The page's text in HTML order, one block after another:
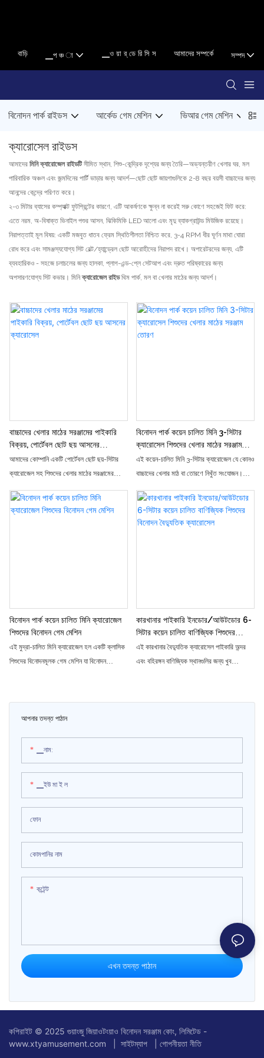
বাড়ি ▁প ঞ্চ া ▁ও য়া র্ ডে রি সি স আমাদের সম্পর্কে সম্পদ
বিনোদন পার্ক রাইডস আর্কেড গেম মেশিন ভিআর গেম মেশিন
ক্যারোসেল রাইডস
আমাদের মিনি ক্যারোজেল রাইডটিসীমিত স্থান, শিশু-কেন্দ্রিক দৃশ্যের জন্য তৈরি—অভ্যন্তরীণ খেলার ঘর, মল
পারিবারিক অঞ্চল এবং জন্মদিনের পার্টি ভাড়ার জন্য আদর্শ—ছোট ছোট জায়গাগুলিকে 2-8 বছর বয়সী বাচ্চাদের জন্য
আনন্দের কেন্দ্রে পরিণত করে।
২-৩ মিটার ব্যাসের কম্প্যাক্ট ফুটপ্রিন্টের কারণে, এটি আকর্ষণকে ক্ষুন্ন না করেই সরু কোণে সহজেই ফিট করে:
এতে নরম, অ-বিষাক্ত ভিনাইল পশুর আসন, ঝিকিমিকি LED আলো এবং মৃদু ব্যাকগ্রাউন্ড মিউজিক রয়েছে।
নিরাপত্তাই মূল বিষয়: একটি মজবুত ধাতব ফ্রেম স্থিতিশীলতা নিশ্চিত করে, 3-4 RPM ধীর ঘূর্ণন মাথা ঘোরা
রোধ করে এবং সামঞ্জস্যযোগ্য সিট বেল্ট/হ্যান্ড্রেল ছোট আরোহীদের নিরাপদ রাখে। অপারেটরদের জন্য, এটি
ব্যবহারিকও - সহজে চলাচলের জন্য হালকা, প্লাগ-এন্ড-প্লে সেটআপ এবং দ্রুত পরিষ্কারের জন্য
অপসারণযোগ্য সিট কভার। মিনিক্যারোজেল রাইডথিম পার্ক, মল বা খেলার মাঠের জন্য আদর্শ।
আপনার তদন্ত পাঠান
▁নাম:
▁ইউ মা ই ল
ফোন
কোমপানির নাম
কন্টেন্ট
এখন তদন্ত পাঠান
বাচ্চাদের খেলার মাঠের সরঞ্জামের পাইকারি
বিক্রয়, পোর্টেবল ছোট ছয় আসনের
ক্যারোসেল
আমাদের কোম্পানি একটি পোর্টেবল ছোট ছয়-সিটার
ক্যারোজেল সহ শিশুদের খেলার মাঠের সরঞ্জামের
কমিউনিটি সেন্টারের জন্য নিখুঁত, আমাদের ক্যারোজেল
কমপ্যাক্ট এবং সহজে পরিবহনযোগ্য ডিজাইনে তরুণ
বিনোদন পার্ক কয়েন চালিত মিনি 3-সিটার
ক্যারোসেল শিশুদের খেলার মাঠের সরঞ্জাম
তোরণ
এই কয়েন-চালিত মিনি 3-সিটার ক্যারোজেল যে কোনও
বাচ্চাদের খেলার মাঠ বা তোরণে নিখুঁত সংযোজন।
পছন্দ করবে, মজা এবং উত্তেজনার স্থায়ী স্মৃতি তৈরি
করবে
বিনোদন পার্ক কয়েন চালিত মিনি ক্যারোজেল
শিশুদের বিনোদন গেম মেশিন
এই মুদ্রা-চালিত মিনি ক্যারোজেল হল একটি ক্লাসিক
শিশুদের বিনোদনমূলক গেম মেশিন যা বিনোদন
উপভোগ করতে পারে
কারখানার পাইকারি ইনডোর/আউটডোর 6-
সিটার কয়েন চালিত বাণিজ্যিক শিশুদের
বিনোদন বৈদ্যুতিক ক্যারোসেল
এই কারখানার বৈদ্যুতিক ক্যারোসেল পাইকারি অন্দর
এবং বহিরঙ্গন বাণিজ্যিক স্থানগুলির জন্য খুব
প্রদান করে
কপিরাইট © 2025 গুয়াংজু জিয়াওটংয়াও বিনোদন সরঞ্জাম কোং, লিমিটেড -
www.xtyamusement.com |
সাইটম্যাপ গোপনীয়তা নীতি